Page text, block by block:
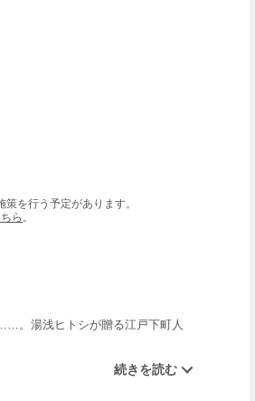
を行う予定があります。
ら 。
。湯浅ヒトシが贈る江戸下町人